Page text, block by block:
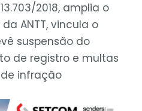
2018, amplia o
ANTT, vincula o
suspensão do
de registro e multas
infração